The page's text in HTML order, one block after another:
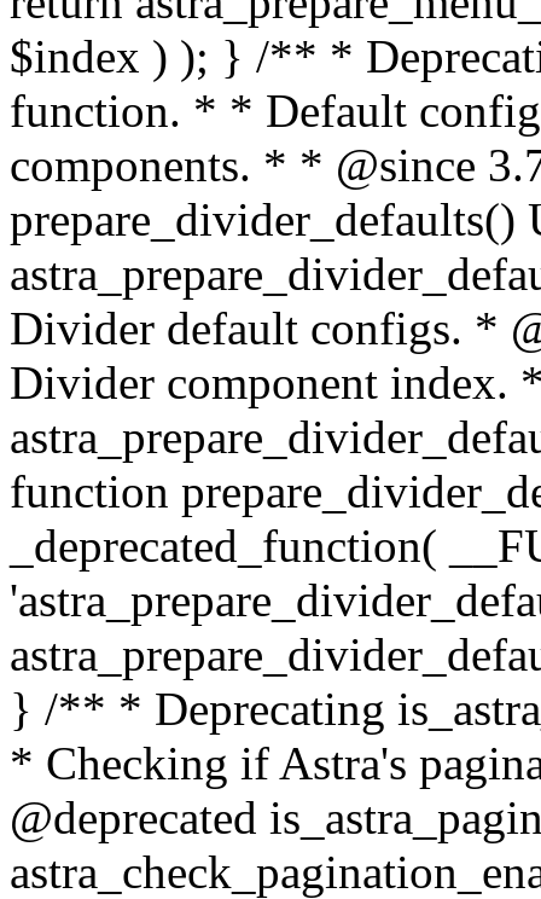
$index ) ); } /** *
function. * * Default
components. * * @since
prepare_divider_defaults()
Divider default configs. *
Divider component index.
function
_deprecated_function(
} /** * Deprecating
* Checking if Astra's
@deprecated